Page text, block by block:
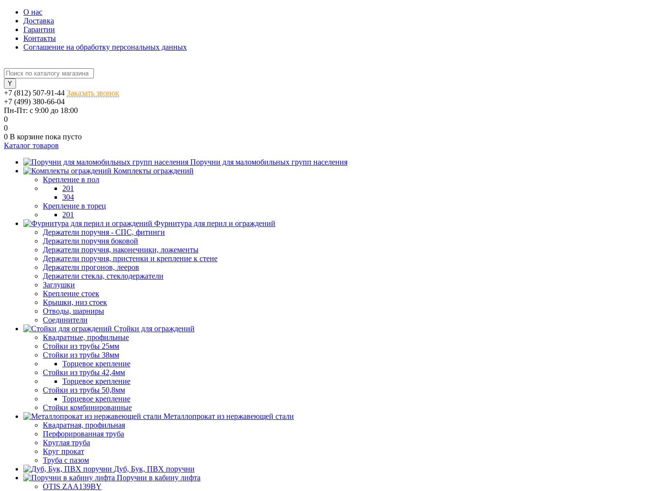
О нас
Доставка
Гарантии
Контакты
Соглашение на обработку персональных данных
+7 (812) 507-91-44 Заказать звонок
+7 (499) 380-66-04
Пн-Пт: с 9:00 до 18:00
0
0
0 В корзине пока пусто
Каталог товаров
Поручни для маломобильных групп населения
Комплекты ограждений
Крепление в пол
201
304
Крепление в торец
201
Фурнитура для перил и ограждений
Держатели поручня - СПС, фитинги
Держатели поручня боковой
Держатели поручня, наконечники, ложементы
Держатели поручня, пристенки и крепление к стене
Держатели прогонов, лееров
Держатели стекла, стеклодержатели
Заглушки
Крепление стоек
Крышки, низ стоек
Отводы, шарниры
Соединители
Стойки для ограждений
Квадратные, профильные
Стойки из трубы 25мм
Стойки из трубы 38мм
Торцевое крепление
Стойки из трубы 42,4мм
Торцевое крепление
Стойки из трубы 50,8мм
Торцевое крепление
Стойки комбинированные
Металлопрокат из нержавеющей стали
Квадратная, профильная
Перфорированная труба
Круглая труба
Круг прокат
Труба с пазом
Дуб, Бук, ПВХ поручни
Поручни в кабину лифта
OTIS ZAA139BY